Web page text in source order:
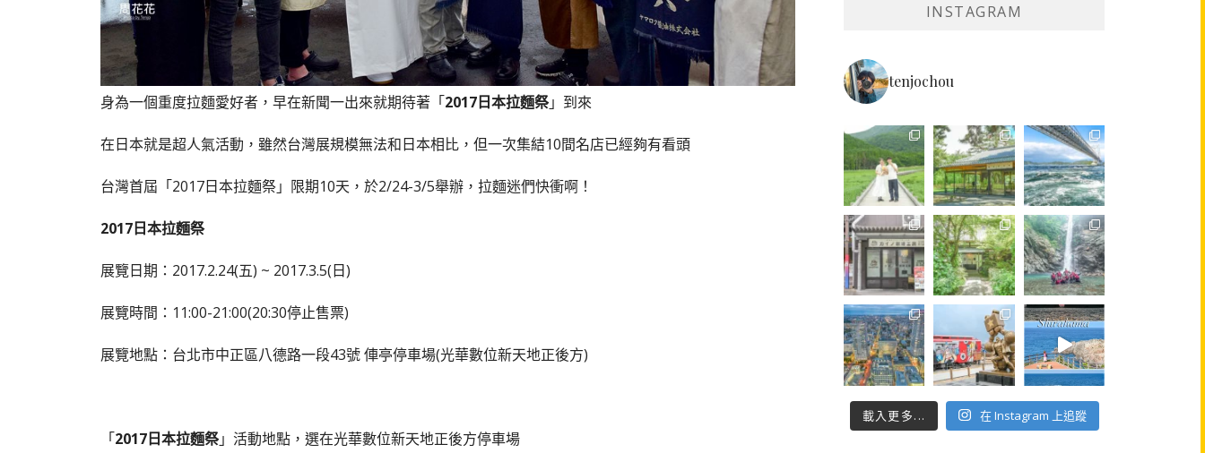
身為一個重度拉麵愛好者，早在新聞一出來就期待著「2017日本拉麵祭」到來
在日本就是超人氣活動，雖然台灣展規模無法和日本相比，但一次集結10間名店已經夠有看頭
台灣首屆「2017日本拉麵祭」限期10天，於2/24-3/5舉辦，拉麵迷們快衝啊！
2017日本拉麵祭
展覽日期：2017.2.24(五) ~ 2017.3.5(日)
展覽時間：11:00-21:00(20:30停止售票)
展覽地點：台北市中正區八德路一段43號 俥亭停車場(光華數位新天地正後方)
「2017日本拉麵祭」活動地點，選在光華數位新天地正後方停車場
INSTAGRAM
tenjochou
載入更多... 在 Instagram 上追蹤